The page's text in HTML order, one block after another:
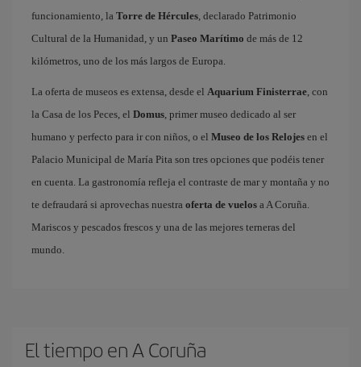
funcionamiento, la Torre de Hércules, declarado Patrimonio
Cultural de la Humanidad, y un Paseo Marítimo de más de 12
kilómetros, uno de los más largos de Europa.
La oferta de museos es extensa, desde el Aquarium Finisterrae, con
la Casa de los Peces, el Domus, primer museo dedicado al ser
humano y perfecto para ir con niños, o el Museo de los Relojes en el
Palacio Municipal de María Pita son tres opciones que podéis tener
en cuenta. La gastronomía refleja el contraste de mar y montaña y no
te defraudará si aprovechas nuestra oferta de vuelos a A Coruña.
Mariscos y pescados frescos y una de las mejores terneras del
mundo.
El tiempo en A Coruña